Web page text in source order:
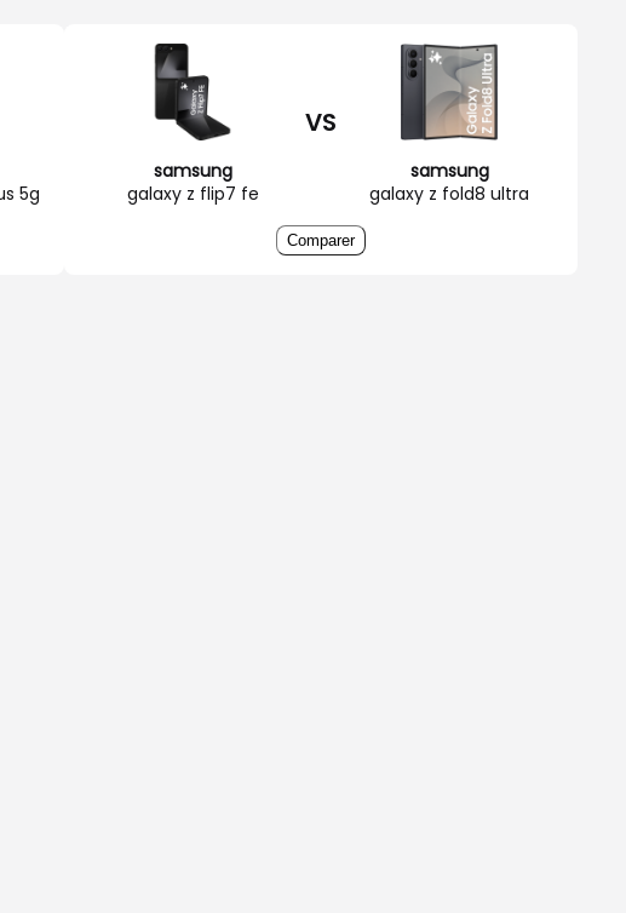
5g
samsung
galaxy z flip7 fe
VS
samsung
galaxy z fold8 ultra
Comparer